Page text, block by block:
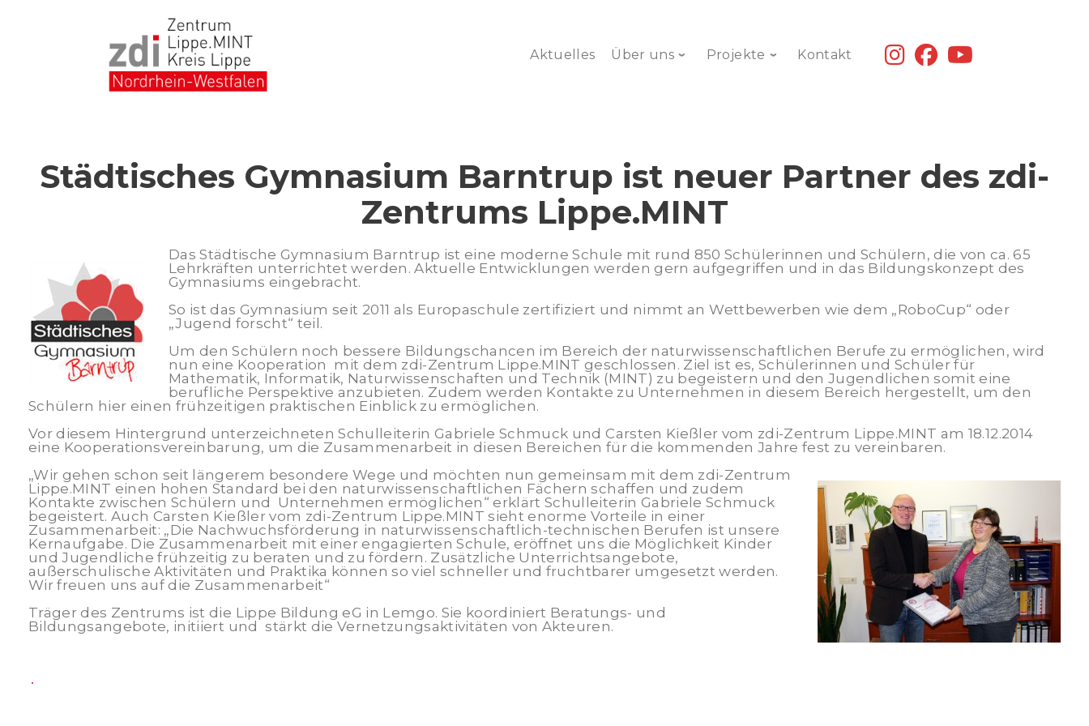
Aktuelles Über uns Projekte Kontakt
fab
fa-
fab
fa-
Städtisches Gymnasium Barntrup ist neuer Partner des zdi-
Zentrums Lippe.MINT
Das Städtische Gymnasium Barntrup ist eine moderne Schule mit rund 850 Schülerinnen und Schülern, die von ca. 65
Lehrkräften unterrichtet werden. Aktuelle Entwicklungen werden gern aufgegriffen und in das Bildungskonzept des
Gymnasiums eingebracht.
So ist das Gymnasium seit 2011 als Europaschule zertifiziert und nimmt an Wettbe­werben wie dem „RoboCup“ oder
„Jugend forscht“ teil.
Um den Schülern noch bessere Bildungschancen im Bereich der naturwissenschaftlichen Berufe zu ermöglichen, wird
nun eine Kooperation mit dem zdi-Zentrum Lippe.MINT geschlossen. Ziel ist es, Schülerinnen und Schüler für
Mathematik, Informatik, Naturwissenschaften und Technik (MINT) zu begeistern und den Jugendlichen somit eine
berufliche Perspektive anzubieten. Zudem werden Kontakte zu Unternehmen in diesem Bereich hergestellt, um den
Schülern hier einen frühzeitigen praktischen Einblick zu ermöglichen.
Vor diesem Hintergrund unterzeichneten Schulleiterin Gabriele Schmuck und Carsten Kießler vom zdi-Zentrum Lippe.MINT am 18.12.2014
eine Kooperationsvereinbarung, um die Zusammenarbeit in diesen Bereichen für die kommenden Jahre fest zu vereinbaren.
„Wir gehen schon seit längerem besondere Wege und möchten nun gemeinsam mit dem zdi-Zentrum
Lippe.MINT einen hohen Standard bei den naturwissenschaftlichen Fächern schaffen und zudem
Kontakte zwischen Schülern und Unternehmen ermöglichen“ erklärt Schulleiterin Gabriele Schmuck
begeistert. Auch Carsten Kießler vom zdi-Zentrum Lippe.MINT sieht enorme Vorteile in einer
Zusammenarbeit: „Die Nachwuchsförderung in naturwissenschaftlich-technischen Berufen ist unsere
Kernaufgabe. Die Zusammenarbeit mit einer engagierten Schule, eröffnet uns die Möglichkeit Kinder
und Jugendliche frühzeitig zu beraten und zu fördern. Zusätzliche Unterrichtsangebote,
außerschulische Aktivitäten und Praktika können so viel schneller und fruchtbarer umgesetzt werden.
Wir freuen uns auf die Zusammenarbeit“
Träger des Zentrums ist die Lippe Bildung eG in Lemgo. Sie koordiniert Beratungs- und
Bildungsangebote, initiiert und stärkt die Vernetzungsaktivitäten von Akteuren.